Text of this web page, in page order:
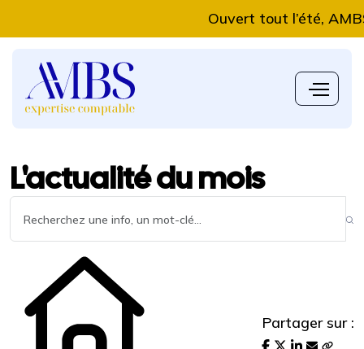
Ouvert tout l’été, AMBS
L'actualité du mois
Partager sur :